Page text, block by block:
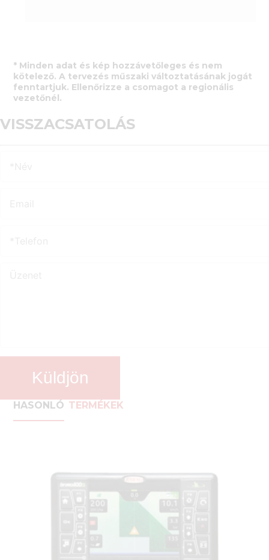
* Minden adat és kép hozzávetőleges és nem
kötelező. A tervezés műszaki változtatásának jogát
fenntartjuk. Ellenőrizze a csomagot a regionális
vezetőnél.
VISSZACSATOLÁS
Küldjön
HASONLÓ TERMÉKEK